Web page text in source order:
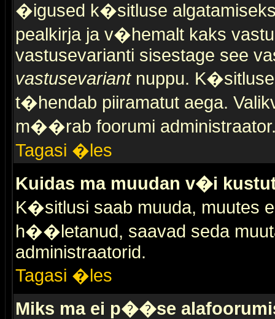
�igused k�sitluse
pealkirja ja v�hemalt kaks
vastusevarianti sisestage see
vastusevariantnuppu.
t�hendab piiramatut aega.
m��rab foorumi
Tagasi �les
Kuidas ma muudan v�i
K�sitlusi saab muuda, muutes
h��letanud, saavad seda
administraatorid.
Tagasi �les
Miks ma ei p��se